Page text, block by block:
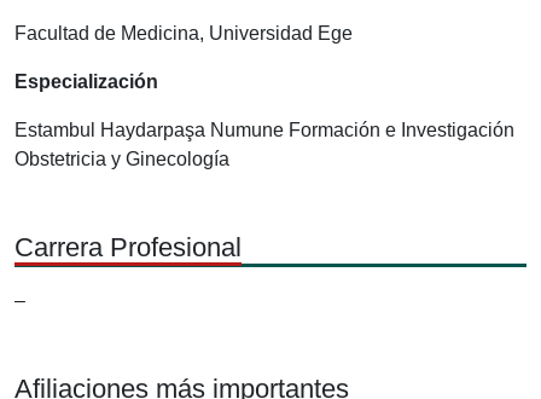
Facultad de Medicina, Universidad Ege
Especialización
Estambul Haydarpaşa Numune Formación e Investigación
Obstetricia y Ginecología
Carrera Profesional
–
Afiliaciones más importantes